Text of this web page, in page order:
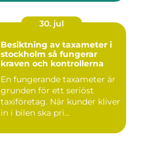
30. jul
Besiktning av taxameter i
stockholm så fungerar
kraven och kontrollerna
En fungerande taxameter är
grunden för ett seriöst
taxiföretag. När kunder kliver
in i bilen ska pri...